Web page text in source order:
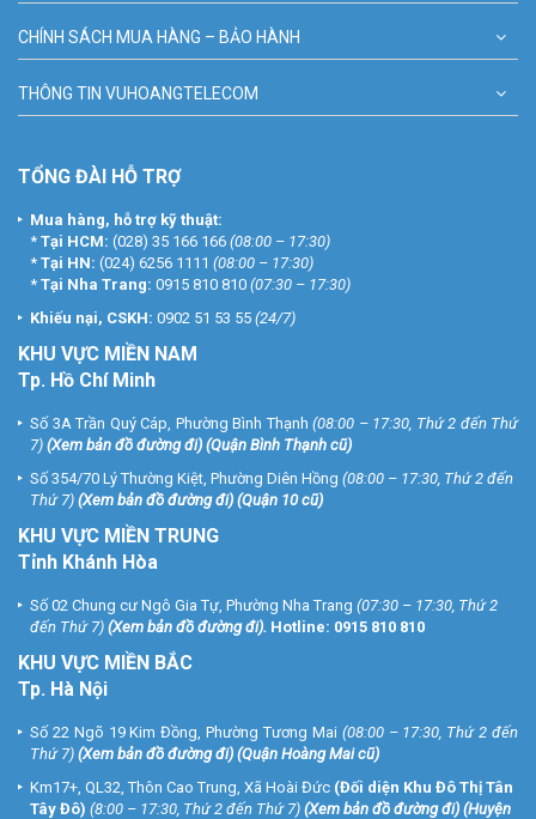
CHÍNH SÁCH MUA HÀNG – BẢO HÀNH
THÔNG TIN VUHOANGTELECOM
TỔNG ĐÀI HỖ TRỢ
Mua hàng, hỗ trợ kỹ thuật:
* Tại HCM: (028) 35 166 166 (08:00 – 17:30)
* Tại HN: (024) 6256 1111 (08:00 – 17:30)
* Tại Nha Trang: 0915 810 810 (07:30 – 17:30)
Khiếu nại, CSKH: 0902 51 53 55 (24/7)
KHU VỰC MIỀN NAM
Tp. Hồ Chí Minh
Số 3A Trần Quý Cáp, Phường Bình Thạnh (08:00 – 17:30, Thứ 2 đến Thứ
7) (Xem bản đồ đường đi) (Quận Bình Thạnh cũ)
Số 354/70 Lý Thường Kiệt, Phường Diên Hồng (08:00 – 17:30, Thứ 2 đến
Thứ 7) (Xem bản đồ đường đi) (Quận 10 cũ)
KHU VỰC MIỀN TRUNG
Tỉnh Khánh Hòa
Số 02 Chung cư Ngô Gia Tự, Phường Nha Trang (07:30 – 17:30, Thứ 2
đến Thứ 7) (Xem bản đồ đường đi). Hotline: 0915 810 810
KHU VỰC MIỀN BẮC
Tp. Hà Nội
Số 22 Ngõ 19 Kim Đồng, Phường Tương Mai (08:00 – 17:30, Thứ 2 đến
Thứ 7) (Xem bản đồ đường đi) (Quận Hoàng Mai cũ)
Km17+, QL32, Thôn Cao Trung, Xã Hoài Đức (Đối diện Khu Đô Thị Tân
Tây Đô) (8:00 – 17:30, Thứ 2 đến Thứ 7) (Xem bản đồ đường đi) (Huyện